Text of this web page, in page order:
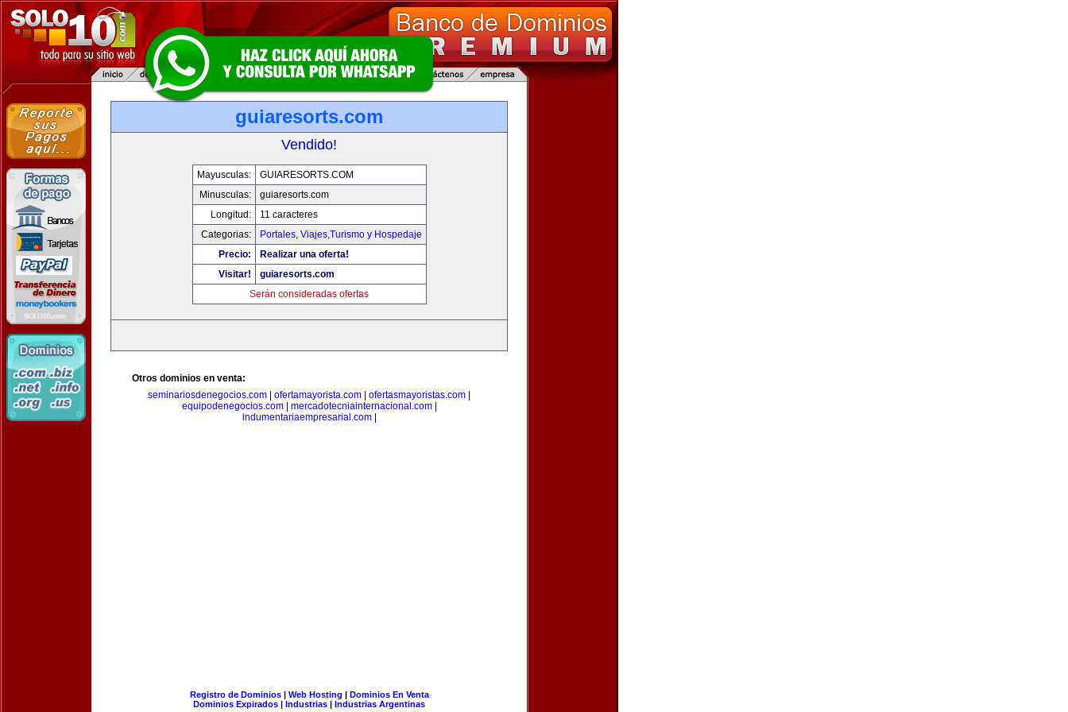
guiaresorts.com
Vendido!
Mayusculas:
GUIARESORTS.COM
Minusculas:
guiaresorts.com
Longitud:
11 caracteres
Categorias:
Portales, Viajes,Turismo y Hospedaje
Precio:
Realizar una oferta!
Visitar!
guiaresorts.com
Serán consideradas ofertas
Otros dominios en venta:
seminariosdenegocios.com
ofertamayorista.com ofertasmayoristas.com
equipodenegocios.com| mercadotecniainternacional.com|
indumentariaempresarial.com|
Registro de Dominios| Web Hosting | Dominios En Venta
Dominios Expirados | Industrias | Industrias Argentinas